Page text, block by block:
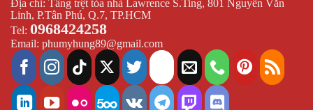
Địa chỉ: Tầng trệt tòa nhà Lawrence S.Ting, 801 Nguyễn Văn
Linh, P.Tân Phú, Q.7, TP.HCM
Tel: 0968424258
Email: phumyhung89@gmail.com